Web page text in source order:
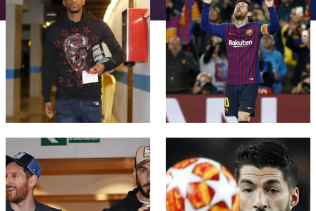
会長
レジェンド
監督
plusicon
label.aria.plus
プレスパス
Facilities
チケット
結果
順位表
スケジュール
チケット
結果
順位表
PLUSICON
LABEL.ARIA.PLUS
トップチーム
plusicon
label.aria.plus
スケジュール
チケット
結果
順位表
PLUSICON
LABEL.ARIA.PLUS
トップチーム
スケジュール
チケット
PLUSICON
LABEL.ARIA.PLUS
トップチーム
FC Barcelona club badge FC Barcelona club badge